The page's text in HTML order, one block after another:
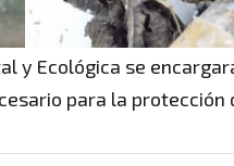
y Ecológica se
para la